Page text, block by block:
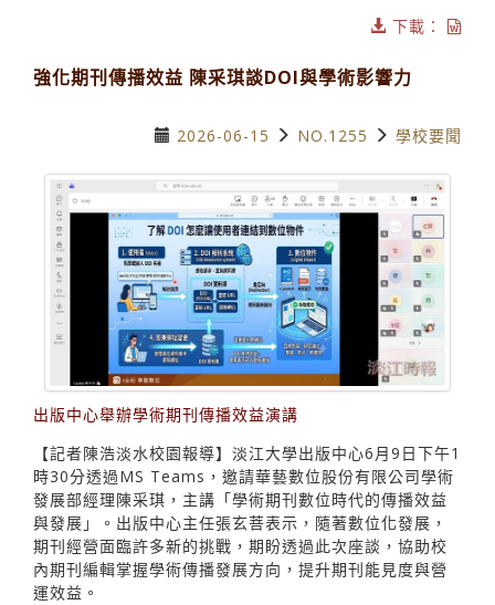
下載：
強化期刊傳播效益 陳采琪談DOI與學術影響力
2026-06-15 NO.1255 學校要聞
出版中心舉辦學術期刊傳播效益演講
【記者陳浩淡水校園報導】淡江大學出版中心6月9日下午1
時30分透過MS Teams，邀請華藝數位股份有限公司學術
發展部經理陳采琪，主講「學術期刊數位時代的傳播效益
與發展」。出版中心主任張玄菩表示，隨著數位化發展，
期刊經營面臨許多新的挑戰，期盼透過此次座談，協助校
內期刊編輯掌握學術傳播發展方向，提升期刊能見度與營
運效益。